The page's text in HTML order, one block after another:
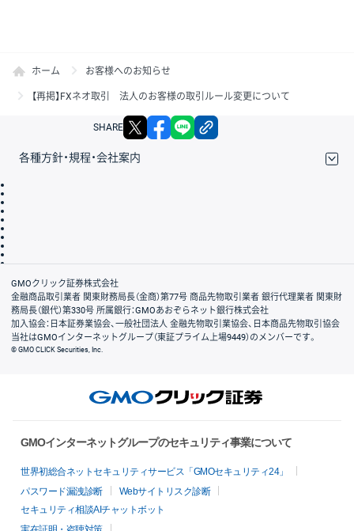
ホーム お客様へのお知らせ
【再掲】FXネオ取引 法人のお客様の取引ルール変更について
SHARE X facebook
各種方針・規程・会社案内
会社案内
GMOクリック証券株式会社
金融商品取引業者 関東財務局長（金商）第77号 商品先物取引業者 銀行代理業者 関東財
務局長（銀代）第330号 所属銀行：GMOあおぞらネット銀行株式会社
加入協会：日本証券業協会、一般社団法人 金融先物取引業協会、日本商品先物取引協会
当社はGMOインターネットグループ（東証プライム上場9449）のメンバーです。
© GMO CLICK Securities, Inc.
GMOインターネットグループのセキュリティ事業について
世界初総合ネットセキュリティサービス「GMOセキュリティ24」
パスワード漏洩診断
Webサイトリスク診断
セキュリティ相談AIチャットボット